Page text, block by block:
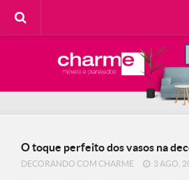
SOBRE A CHARME
Decorando com Charme
Design Consciente
O toque perfeito dos vasos na
DECORANDO COM CHARME 3 AGO,